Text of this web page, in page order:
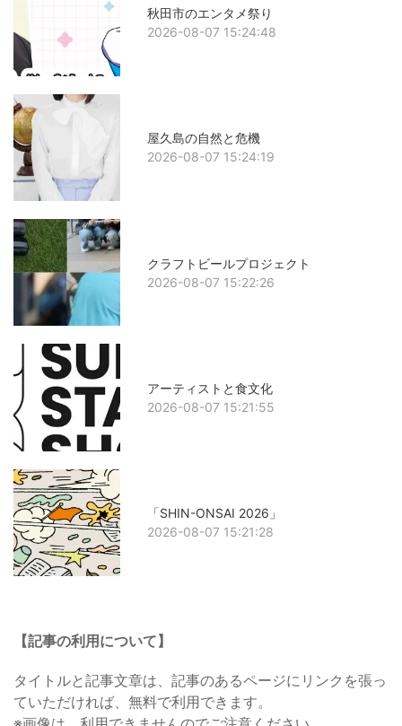
秋田市のエンタメ祭り
2026-08-07 15:24:48
屋久島の自然と危機
2026-08-07 15:24:19
クラフトビールプロジェクト
2026-08-07 15:22:26
アーティストと食文化
2026-08-07 15:21:55
「SHIN-ONSAI 2026」
2026-08-07 15:21:28
【記事の利用について】
タイトルと記事文章は、記事のあるページにリンクを張っ
ていただければ、無料で利用できます。